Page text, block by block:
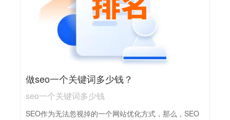
拥有一个好的SEO团队，您将在搜索引擎上取得战略性
的优势位置。这对于商业竞争的成功非常关键。在选择
SEO网站优化平台时，首先要考虑其专业性和经验，查
看其过往案例和客户评价。其次，要注意平台的技术实
力和创新能力，确保能够跟上搜索引擎算法的变化。此
优化方案，并及时解答客户疑问。最后，还要考虑平台
的性价比，确保在预算范围内获得最大的优化效果。
做seo一个关键词多少钱？
seo一个关键词多少钱
SEO作为无法忽视掉的一个网站优化方式，那么，SEO